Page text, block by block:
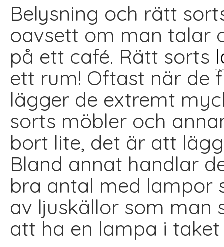
Belysning och rätt
oavsett om man talar
på ett café. Rätt sorts
ett rum! Oftast när de
lägger de extremt
sorts möbler och
bort lite, det är att
Bland annat handlar
bra antal med lampor
av ljuskällor som man
att ha en lampa i